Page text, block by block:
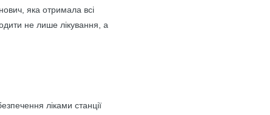
яка отримала всі
не лише лікування, а
ліками станції